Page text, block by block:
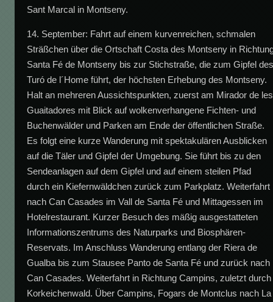
Sant Marcal in Montseny.
14. September: Fahrt auf einem kurvenreichen, schmalen
Sträßchen über die Ortschaft Costa des Montseny in
Santa Fé de Montseny bis zur Stichstraße, die zum Gipfel
Turó de l´Home führt, der höchsten Erhebung des Montseny.
Halt an mehreren Aussichtspunkten, zuerst am Mirador de les
Guaitadores mit Blick auf wolkenverhangene Fichten- und
Buchenwälder und Parken am Ende der öffentlichen Straße.
Es folgt eine kurze Wanderung mit spektakulären Ausblicken
auf die Täler und Gipfel der Umgebung. Sie führt bis zu den
Sendeanlagen auf dem Gipfel und auf einem steilen Pfad
durch ein Kiefernwäldchen zurück zum Parkplatz. Weiterfahrt
nach Can Casades im Vall de Santa Fé und Mittagessen im
Hotelrestaurant. Kurzer Besuch des mäßig ausgestatteten
Informationszentrums des Naturparks und Biosphären-
Reservats. Im Anschluss Wanderung entlang der Riera de
Gualba bis zum Stausee Panto de Santa Fé und zurück nach
Can Casades. Weiterfahrt in Richtung Campins, zuletzt durch
Korkeichenwald. Über Campins, Fogars de Montclus nach La